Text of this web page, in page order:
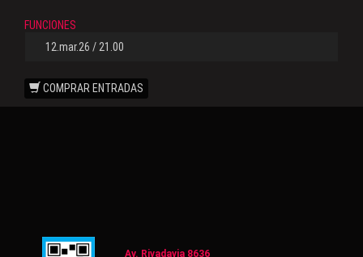
FUNCIONES
12.mar.26 / 21.00
COMPRAR ENTRADAS
Av. Rivadavia 8636